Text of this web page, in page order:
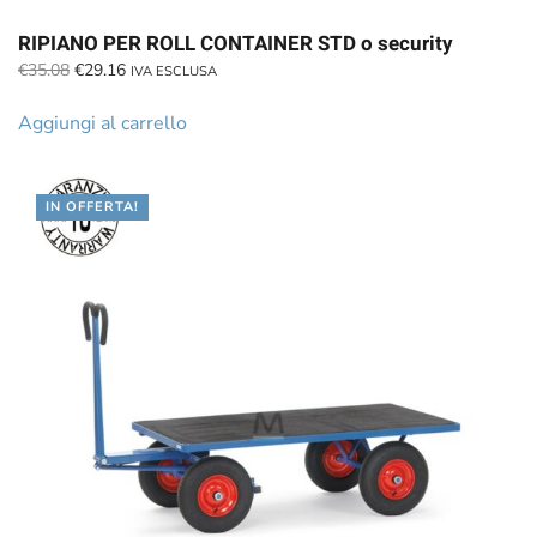
RIPIANO PER ROLL CONTAINER STD o security
€35.08 Il
originale
€29.16Il
attuale
IVA ESCLUSA
Aggiungi al carrello
IN OFFERTA!